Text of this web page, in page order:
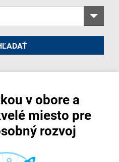
v obore a
miesto pre
rozvoj